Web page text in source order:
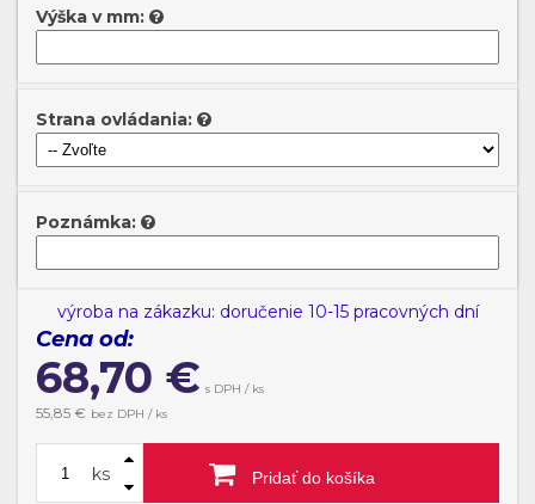
DN201 DN202
DN209 DN210 DN211
Výška v mm:
Strana ovládania:
Poznámka:
výroba na zákazku: doručenie 10-15 pracovných dní
Cena od:
68,70 € s DPH / ks
55,85 € bez DPH / ks
ks Pridať do košíka